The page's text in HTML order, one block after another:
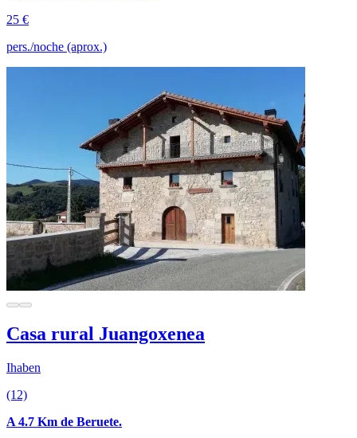
25 €
pers./noche (aprox.)
Casa rural Juangoxenea
Ihaben
(12)
A 4.7 Km de Beruete.